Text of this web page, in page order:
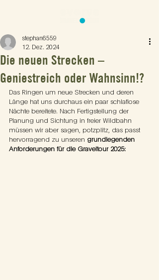
Die neuen Strecken –
Geniestreich oder Wahnsinn!?
stephan6559
12. Dez. 2024
Das Ringen um neue Strecken und deren
Länge hat uns durchaus ein paar schlaflose
Nächte bereitete. Nach Fertigstellung der
Planung und Sichtung in freier Wildbahn
müssen wir aber sagen, potzplitz, das passt
hervorragend zu unseren grundlegenden
Anforderungen für die Graveltour 2025: